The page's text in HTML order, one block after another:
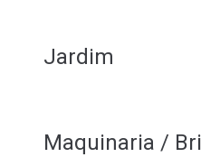
Jardim
Maquinaria /